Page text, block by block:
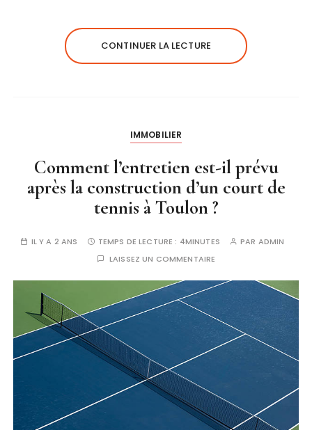
CONTINUER LA LECTURE
IMMOBILIER
Comment l’entretien est-il prévu
après la construction d’un court de
tennis à Toulon ?
IL Y A 2 ANS TEMPS DE LECTURE : 4MINUTES PAR ADMIN
LAISSEZ UN COMMENTAIRE